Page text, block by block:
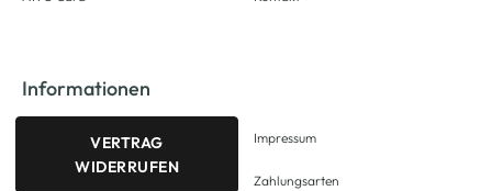
Informationen
VERTRAG
WIDERRUFEN
Impressum
Zahlungsarten